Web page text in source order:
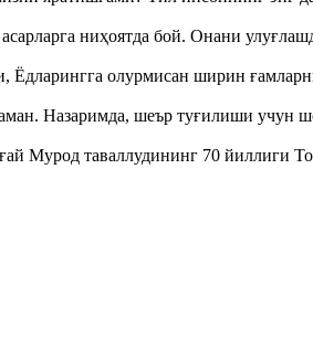
ниҳоятда бой. Онани
Ёдларингга олурмисан ширин
Назаримда, шеър туғилиши учун
Мурод таваллудининг 70